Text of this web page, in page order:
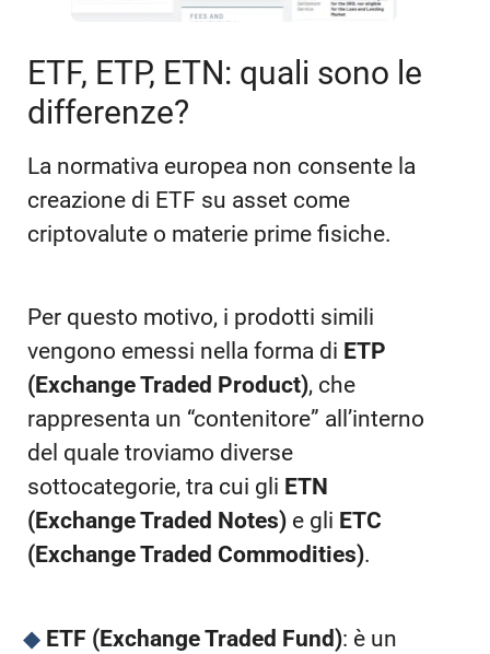
ETF, ETP, ETN: quali sono le
differenze?
La normativa europea non consente la
creazione di ETF su asset come
criptovalute o materie prime fisiche.
Per questo motivo, i prodotti simili
vengono emessi nella forma di ETP
(Exchange Traded Product), che
rappresenta un “contenitore” all’interno
del quale troviamo diverse
sottocategorie, tra cui gli ETN
(Exchange Traded Notes) e gli ETC
(Exchange Traded Commodities).
ETF (Exchange Traded Fund): è un